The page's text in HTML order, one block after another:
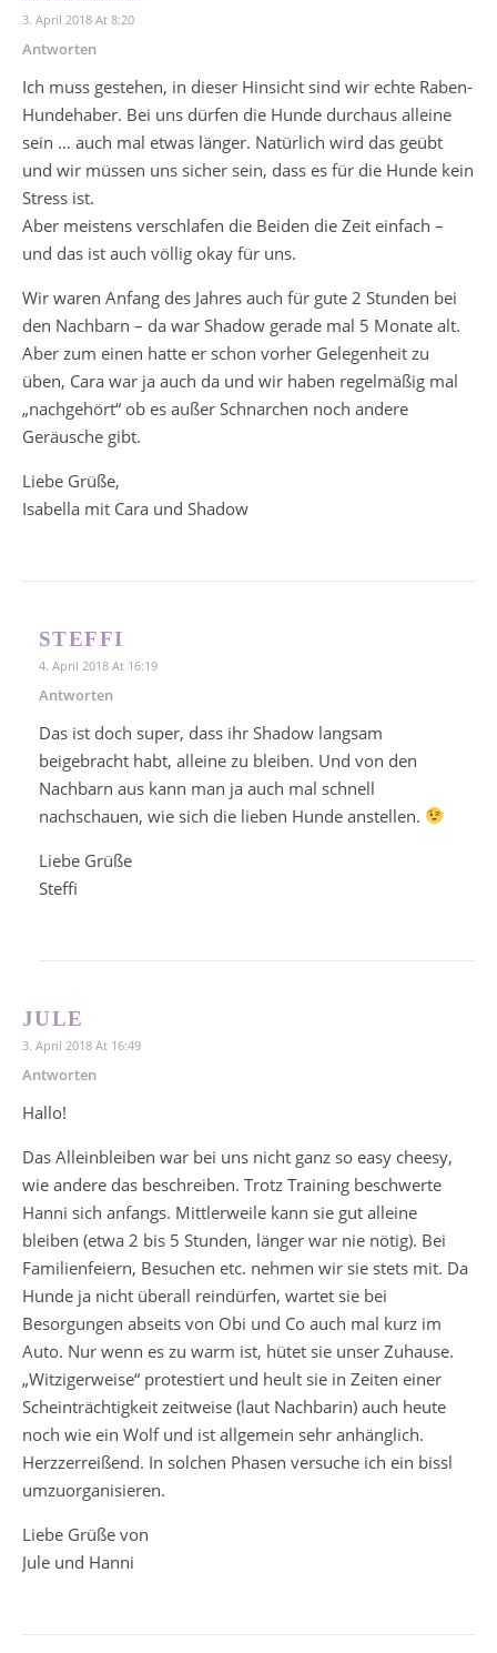
3. April 2018 At 8:20
Antworten
Ich muss gestehen, in dieser Hinsicht sind wir echte Raben-
Hundehaber. Bei uns dürfen die Hunde durchaus alleine
sein … auch mal etwas länger. Natürlich wird das geübt
und wir müssen uns sicher sein, dass es für die Hunde kein
Stress ist.
Aber meistens verschlafen die Beiden die Zeit einfach –
und das ist auch völlig okay für uns.
Wir waren Anfang des Jahres auch für gute 2 Stunden bei
den Nachbarn – da war Shadow gerade mal 5 Monate alt.
Aber zum einen hatte er schon vorher Gelegenheit zu
üben, Cara war ja auch da und wir haben regelmäßig mal
„nachgehört“ ob es außer Schnarchen noch andere
Geräusche gibt.
Liebe Grüße,
Isabella mit Cara und Shadow
STEFFI
4. April 2018 At 16:19
Antworten
Das ist doch super, dass ihr Shadow langsam
beigebracht habt, alleine zu bleiben. Und von den
Nachbarn aus kann man ja auch mal schnell
nachschauen, wie sich die lieben Hunde anstellen.
Liebe Grüße
Steffi
JULE
3. April 2018 At 16:49
Antworten
Hallo!
Das Alleinbleiben war bei uns nicht ganz so easy cheesy,
wie andere das beschreiben. Trotz Training beschwerte
Hanni sich anfangs. Mittlerweile kann sie gut alleine
bleiben (etwa 2 bis 5 Stunden, länger war nie nötig). Bei
Familienfeiern, Besuchen etc. nehmen wir sie stets mit. Da
Hunde ja nicht überall reindürfen, wartet sie bei
Besorgungen abseits von Obi und Co auch mal kurz im
Auto. Nur wenn es zu warm ist, hütet sie unser Zuhause.
„Witzigerweise“ protestiert und heult sie in Zeiten einer
Scheinträchtigkeit zeitweise (laut Nachbarin) auch heute
noch wie ein Wolf und ist allgemein sehr anhänglich.
Herzzerreißend. In solchen Phasen versuche ich ein bissl
umzuorganisieren.
Liebe Grüße von
Jule und Hanni